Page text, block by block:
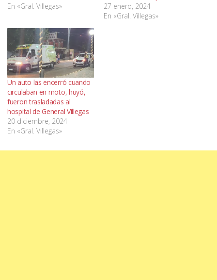
En «Gral. Villegas»
27 enero, 2024
En «Gral. Villegas»
Un auto las encerró cuando
circulaban en moto, huyó,
fueron trasladadas al
hospital de General Villegas
20 diciembre, 2024
En «Gral. Villegas»